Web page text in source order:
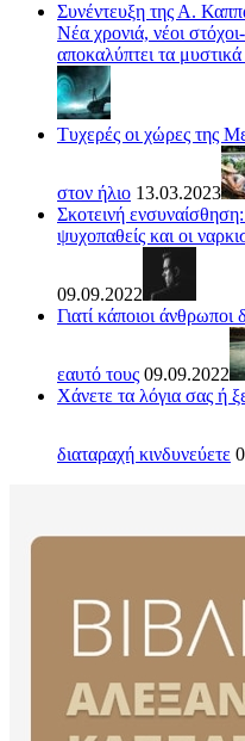
Συνέντευξη της Α.
Νέα χρονιά, νέοι
αποκαλύπτει τα
Τυχερές οι χώρες της
στον ήλιο 13.03.2023
Σκοτεινή ενσυναίσθηση:
ψυχοπαθείς και οι
09.09.2022
Γιατί κάποιοι
εαυτό τους 09.09.2022
Χάνετε τα λόγια σας ή
διαταραχή κινδυνεύετε